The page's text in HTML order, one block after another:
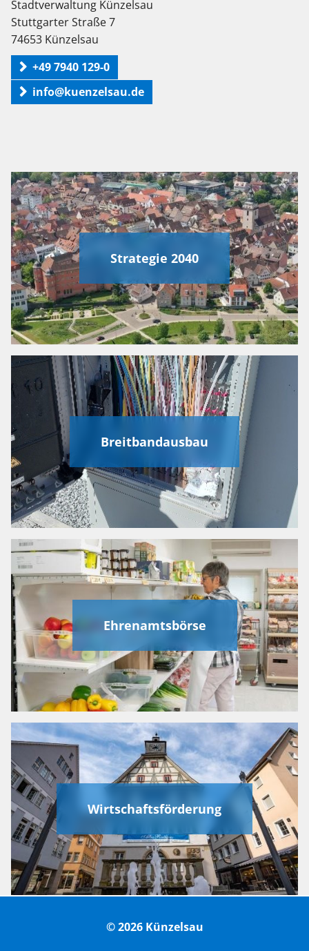
Stadtverwaltung Künzelsau
Stuttgarter Straße 7
74653 Künzelsau
+49 7940 129-0
info@kuenzelsau.de
Strategie 2040
Breitbandausbau
Ehrenamtsbörse
Wirtschaftsförderung
© 2026 Künzelsau